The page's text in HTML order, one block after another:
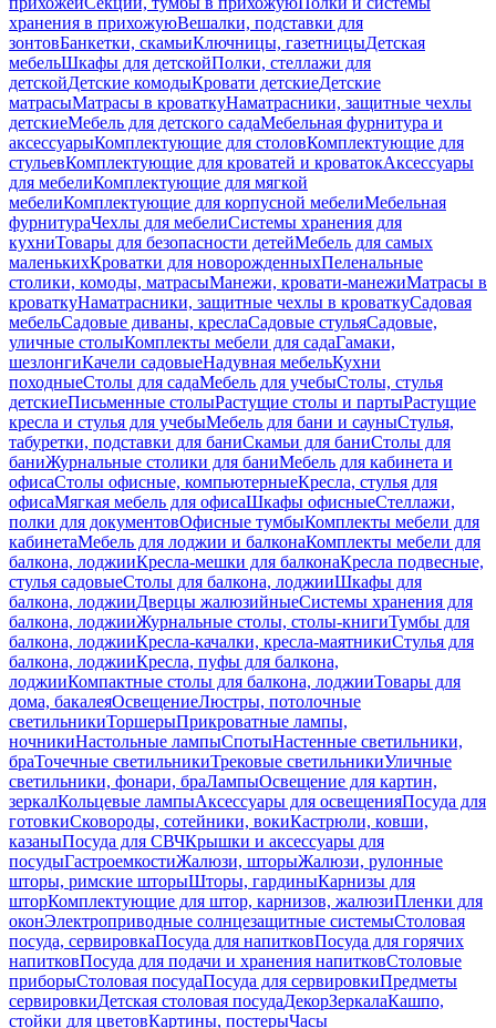
хранения в прихожуюВешалки, подставки для
зонтовБанкетки, скамьиКлючницы, газетницыДетская
мебельШкафы для детскойПолки, стеллажи для
детскойДетские комодыКровати детскиеДетские
матрасыМатрасы в кроваткуНаматрасники, защитные чехлы
детскиеМебель для детского садаМебельная фурнитура и
аксессуарыКомплектующие для столовКомплектующие для
стульевКомплектующие для кроватей и кроватокАксессуары
для мебелиКомплектующие для мягкой
мебелиКомплектующие для корпусной мебелиМебельная
фурнитураЧехлы для мебелиСистемы хранения для
кухниТовары для безопасности детейМебель для самых
маленькихКроватки для новорожденныхПеленальные
столики, комоды, матрасыМанежи, кровати-манежиМатрасы в
кроваткуНаматрасники, защитные чехлы в кроваткуСадовая
мебельСадовые диваны, креслаСадовые стульяСадовые,
уличные столыКомплекты мебели для садаГамаки,
шезлонгиКачели садовыеНадувная мебельКухни
походныеСтолы для садаМебель для учебыСтолы, стулья
детскиеПисьменные столыРастущие столы и партыРастущие
кресла и стулья для учебыМебель для бани и сауныСтулья,
табуретки, подставки для баниСкамьи для баниСтолы для
баниЖурнальные столики для баниМебель для кабинета и
офисаСтолы офисные, компьютерныеКресла, стулья для
офисаМягкая мебель для офисаШкафы офисныеСтеллажи,
полки для документовОфисные тумбыКомплекты мебели для
кабинетаМебель для лоджии и балконаКомплекты мебели для
балкона, лоджииКресла-мешки для балконаКресла подвесные,
стулья садовыеСтолы для балкона, лоджииШкафы для
балкона, лоджииДверцы жалюзийныеСистемы хранения для
балкона, лоджииЖурнальные столы, столы-книгиТумбы для
балкона, лоджииКресла-качалки, кресла-маятникиСтулья для
балкона, лоджииКресла, пуфы для балкона,
лоджииКомпактные столы для балкона, лоджииТовары для
дома, бакалеяОсвещениеЛюстры, потолочные
светильникиТоршерыПрикроватные лампы,
ночникиНастольные лампыСпотыНастенные светильники,
браТочечные светильникиТрековые светильникиУличные
светильники, фонари, браЛампыОсвещение для картин,
зеркалКольцевые лампыАксессуары для освещенияПосуда для
готовкиСковороды, сотейники, вокиКастрюли, ковши,
казаныПосуда для СВЧКрышки и аксессуары для
посудыГастроемкостиЖалюзи, шторыЖалюзи, рулонные
шторы, римские шторыШторы, гардиныКарнизы для
шторКомплектующие для штор, карнизов, жалюзиПленки для
оконЭлектроприводные солнцезащитные системыСтоловая
посуда, сервировкаПосуда для напитковПосуда для горячих
напитковПосуда для подачи и хранения напитковСтоловые
приборыСтоловая посудаПосуда для сервировкиПредметы
сервировкиДетская столовая посудаДекорЗеркалаКашпо,
стойки для цветовКартины, постерыЧасы